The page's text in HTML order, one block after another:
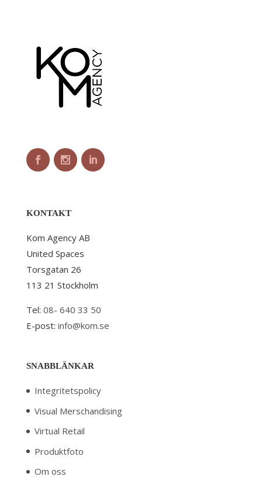
KONTAKT
Kom Agency AB
United Spaces
Torsgatan 26
113 21 Stockholm
Tel: 08- 640 33 50
E-post: info@kom.se
SNABBLÄNKAR
Integritetspolicy
Visual Merschandising
Virtual Retail
Produktfoto
Om oss